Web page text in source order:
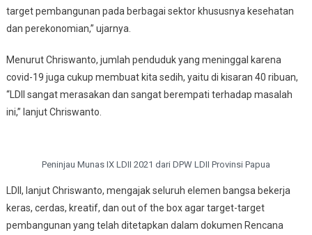
target pembangunan pada berbagai sektor khususnya kesehatan
dan perekonomian,” ujarnya.
Menurut Chriswanto, jumlah penduduk yang meninggal karena
covid-19 juga cukup membuat kita sedih, yaitu di kisaran 40 ribuan,
“LDII sangat merasakan dan sangat berempati terhadap masalah
ini,” lanjut Chriswanto.
Peninjau Munas IX LDII 2021 dari DPW LDII Provinsi Papua
LDII, lanjut Chriswanto, mengajak seluruh elemen bangsa bekerja
keras, cerdas, kreatif, dan out of the box agar target-target
pembangunan yang telah ditetapkan dalam dokumen Rencana